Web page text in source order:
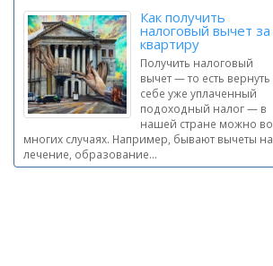
Как получить
налоговый вычет за
квартиру
Получить налоговый
вычет — то есть вернуть
себе уже уплаченный
подоходный налог — в
нашей стране можно во
многих случаях. Например, бывают вычеты на
лечение, образование...